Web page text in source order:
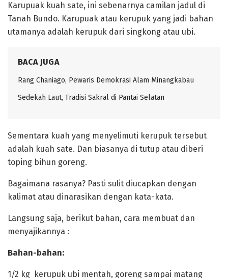
‎Karupuak kuah sate, ini sebenarnya camilan jadul di
Tanah Bundo. Karupuak atau kerupuk yang jadi bahan
utamanya adalah kerupuk dari singkong atau ubi.
BACA JUGA
Rang Chaniago, Pewaris Demokrasi Alam Minangkabau ‎
Sedekah Laut, Tradisi Sakral di Pantai Selatan
‎Sementara kuah yang menyelimuti kerupuk tersebut
adalah kuah sate. Dan biasanya di tutup atau diberi
toping bihun goreng.
‎Bagaimana rasanya? Pasti sulit diucapkan dengan
kalimat atau dinarasikan dengan kata-kata.
‎Langsung saja, berikut bahan, cara membuat dan
menyajikannya :
‎Bahan-bahan:
‎1/2 kg kerupuk ubi mentah, goreng sampai matang